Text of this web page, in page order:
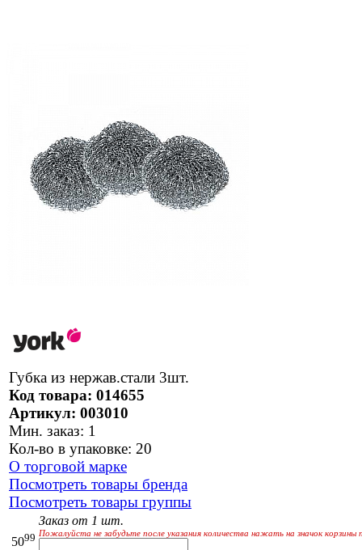
Губка из нержав.стали 3шт.
Код товара: 014655
Артикул: 003010
Мин. заказ: 1
Кол-во в упаковке: 20
О торговой марке
Посмотреть товары бренда
Посмотреть товары группы
5099
Заказ от 1 шт.
Пожалуйста не забудьте после указания количества нажать на значок корзины